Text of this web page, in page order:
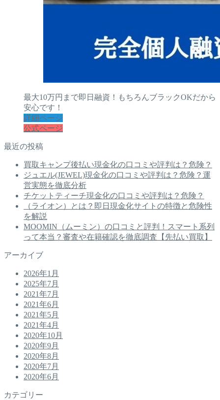
最大10万円まで即日融資！もちろんブラックOKだから
安心です！
詳細ページ
公式ページ
最近の投稿
買取キャンプ後払い現金化の口コミや評判は？危険？
ジュエル(JEWEL)現金化の口コミや評判は？危険？運
営実態を徹底分析
チケットティーチ現金化の口コミや評判は？危険？
（ライオン）とは？即日現金化サイトの特徴と危険性
を解説
MOOMIN（ムーミン）の口コミと評判！スマート系列
って本当？審査や在籍確認を徹底調査【先払い買取】
アーカイブ
2026年1月
2025年7月
2021年7月
2021年6月
2021年5月
2021年4月
2020年10月
2020年9月
2020年8月
2020年7月
2020年6月
カテゴリー